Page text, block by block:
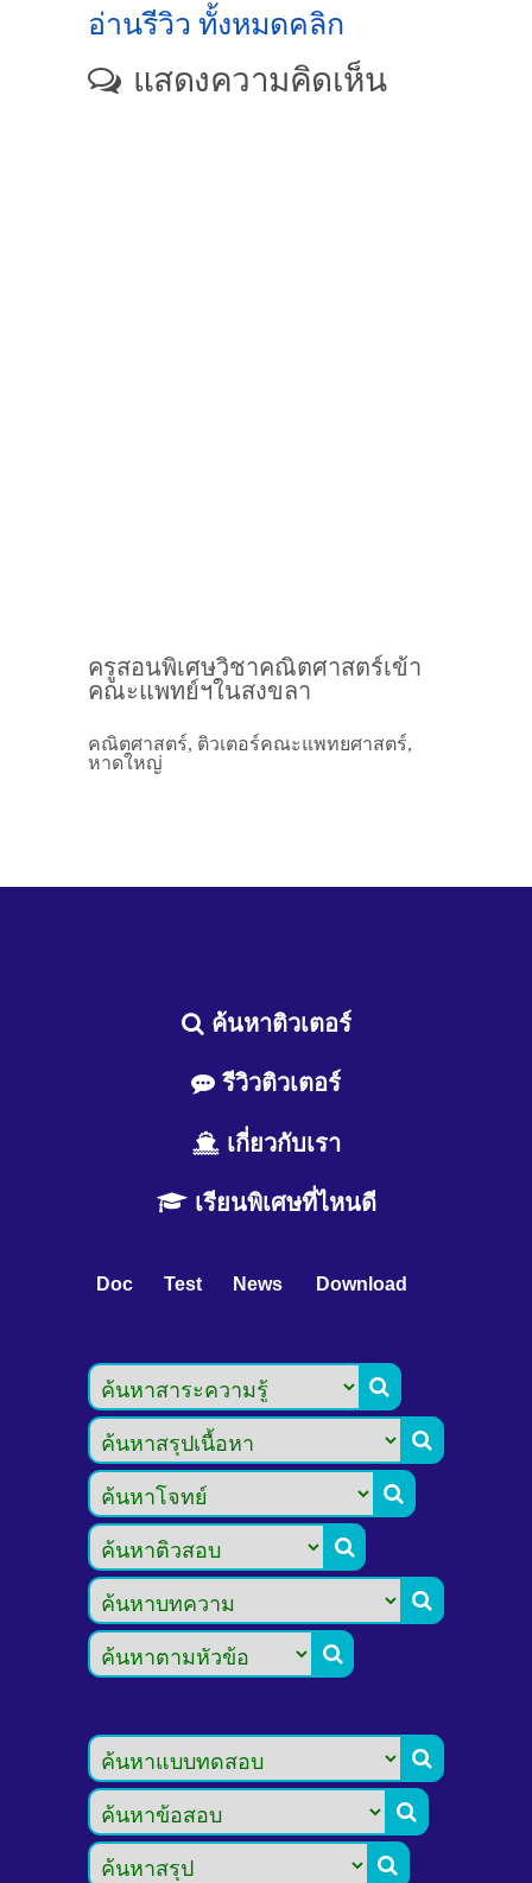
อ่านรีวิว ทั้งหมดคลิก
แสดงความคิดเห็น
ครูสอนพิเศษวิชาคณิตศาสตร์เข้า
คณะแพทย์ฯในสงขลา
คณิตศาสตร์, ติวเตอร์คณะแพทยศาสตร์,
หาดใหญ่
ค้นหาติวเตอร์
รีวิวติวเตอร์
เกี่ยวกับเรา
เรียนพิเศษที่ไหนดี
Doc Test News Download








